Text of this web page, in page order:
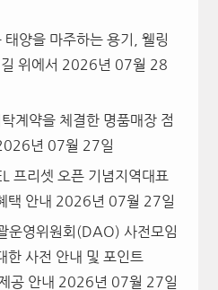
태양을 마주하는 용기, 웰링
위에서 2026년 07월 28
계약을 체결한 명품매장 점
년 07월 27일
프리셋 오픈 기념지역대표
택 안내 2026년 07월 27일
괄운영위원회(DAO) 사전모임
한 사전 안내 및 포인트
공 안내 2026년 07월 27일